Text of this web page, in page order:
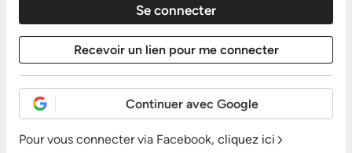
Continuer avec Google
Pour vous connecter via Facebook, cliquez ici